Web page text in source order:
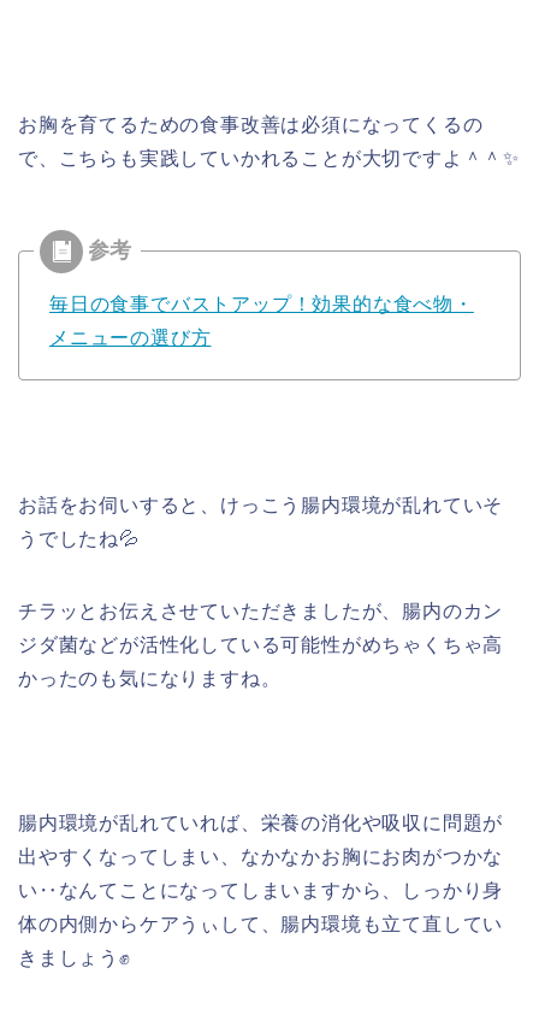
お胸を育てるための食事改善は必須になってくるの
で、こちらも実践していかれることが大切ですよ＾＾✨
毎日の食事でバストアップ！効果的な食べ物・
メニューの選び方
お話をお伺いすると、けっこう腸内環境が乱れていそ
うでしたね💦
チラッとお伝えさせていただきましたが、腸内のカン
ジダ菌などが活性化している可能性がめちゃくちゃ高
かったのも気になりますね。
腸内環境が乱れていれば、栄養の消化や吸収に問題が
出やすくなってしまい、なかなかお胸にお肉がつかな
い‥なんてことになってしまいますから、しっかり身
体の内側からケアうぃして、腸内環境も立て直してい
きましょう✊